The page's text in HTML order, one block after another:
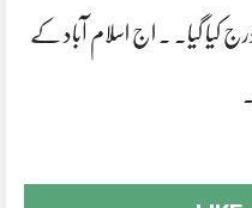
کیا گیا۔ ۔ اج اسلام آباد کے